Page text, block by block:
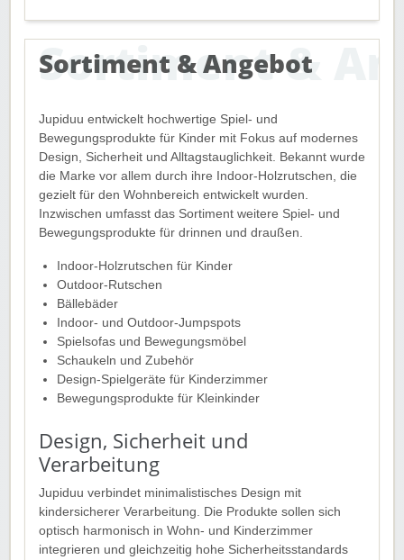
Sortiment & Angebot
Jupiduu entwickelt hochwertige Spiel- und
Bewegungsprodukte für Kinder mit Fokus auf modernes
Design, Sicherheit und Alltagstauglichkeit. Bekannt wurde
die Marke vor allem durch ihre Indoor-Holzrutschen, die
gezielt für den Wohnbereich entwickelt wurden.
Inzwischen umfasst das Sortiment weitere Spiel- und
Bewegungsprodukte für drinnen und draußen.
Indoor-Holzrutschen für Kinder
Outdoor-Rutschen
Bällebäder
Indoor- und Outdoor-Jumpspots
Spielsofas und Bewegungsmöbel
Schaukeln und Zubehör
Design-Spielgeräte für Kinderzimmer
Bewegungsprodukte für Kleinkinder
Design, Sicherheit und
Verarbeitung
Jupiduu verbindet minimalistisches Design mit
kindersicherer Verarbeitung. Die Produkte sollen sich
optisch harmonisch in Wohn- und Kinderzimmer
integrieren und gleichzeitig hohe Sicherheitsstandards